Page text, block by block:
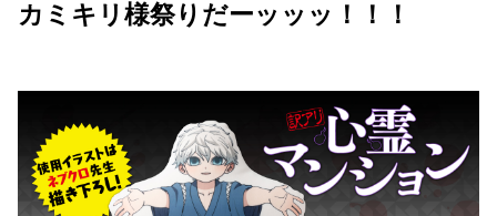
カミキリ様祭りだーッッッ！！！